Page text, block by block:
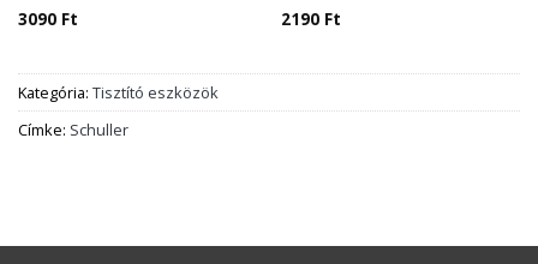
3090 Ft
2190 Ft
Kategória: Tisztító eszközök
Címke: Schuller